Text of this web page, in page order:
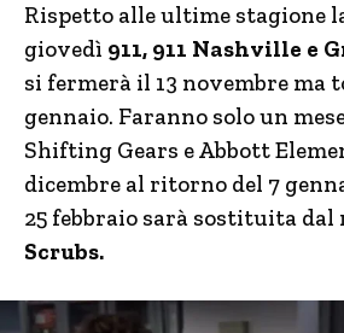
Rispetto alle ultime stagione
giovedì 911, 911 Nashville e
si fermerà il 13 novembre ma
gennaio. Faranno solo un
Shifting Gears e Abbott
dicembre al ritorno del 7
25 febbraio sarà sostituita
Scrubs.